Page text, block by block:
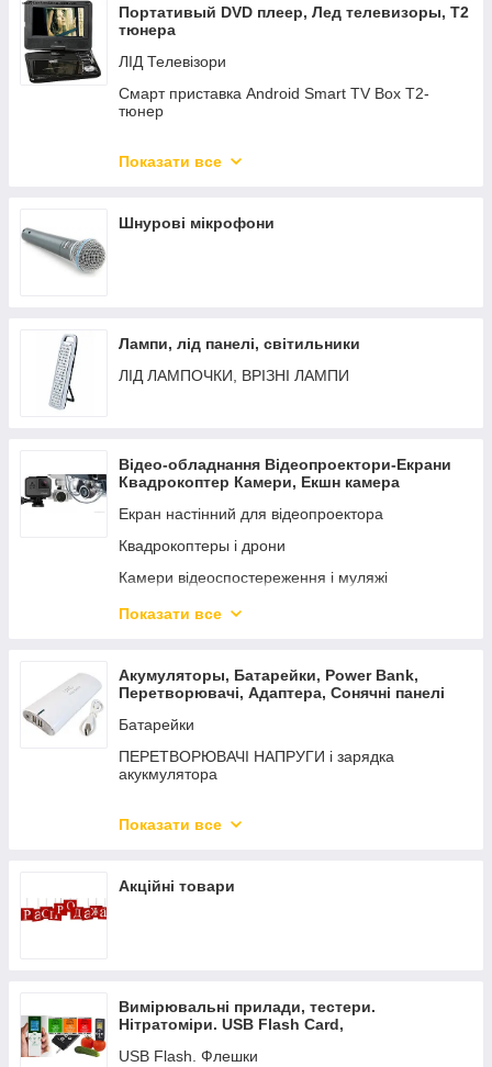
Портативый DVD плеер, Лед телевизоры, Т2
тюнера
ЛІД Телевізори
Смарт приставка Android Smart TV Box T2-
тюнер
Показати все
Шнурові мікрофони
Лампи, лід панелі, світильники
ЛІД ЛАМПОЧКИ, ВРІЗНІ ЛАМПИ
Відео-обладнання Відеопроектори-Екрани
Квадрокоптер Камери, Екшн камера
Екран настінний для відеопроектора
Квадрокоптеры і дрони
Камери відеоспостереження і муляжі
Екшн Камери GoPro
Карта пам'яті, флешки
Показати все
Акумуляторы, Батарейки, Power Bank,
Перетворювачі, Адаптера, Сонячні панелі
Батарейки
ПЕРЕТВОРЮВАЧІ НАПРУГИ і зарядка
акукмулятора
Показати все
Акційні товари
Вимірювальні прилади, тестери.
Нітратоміри. USB Flash Card,
USB Flash. Флешки